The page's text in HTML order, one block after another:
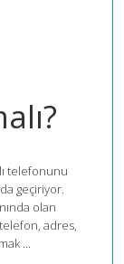
telefonunu
geçiriyor.
olan
adres,
...